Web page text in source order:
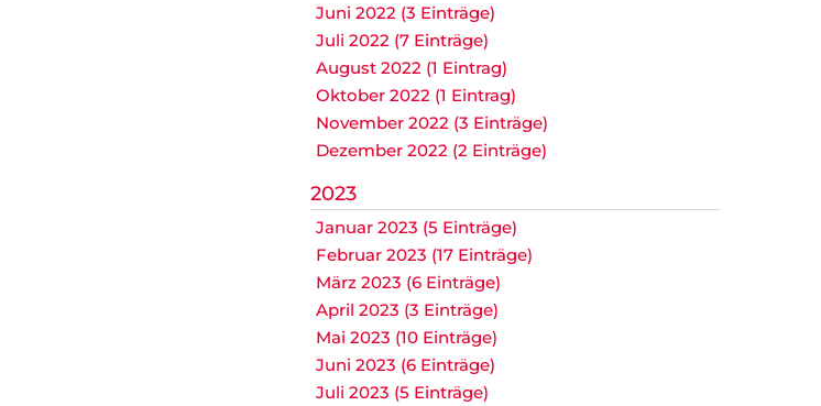
Juni 2022 (3 Einträge)
Juli 2022 (7 Einträge)
August 2022 (1 Eintrag)
Oktober 2022 (1 Eintrag)
November 2022 (3 Einträge)
Dezember 2022 (2 Einträge)
2023
Januar 2023 (5 Einträge)
Februar 2023 (17 Einträge)
März 2023 (6 Einträge)
April 2023 (3 Einträge)
Mai 2023 (10 Einträge)
Juni 2023 (6 Einträge)
Juli 2023 (5 Einträge)